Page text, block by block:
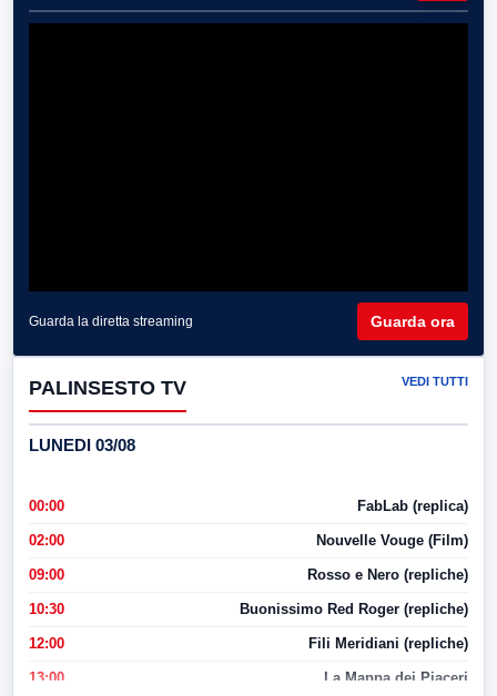
Guarda la diretta streaming Guarda ora
PALINSESTO TV VEDI TUTTI
LUNEDI 03/08
00:00 FabLab (replica)
02:00 Nouvelle Vouge (Film)
09:00 Rosso e Nero (repliche)
10:30 Buonissimo Red Roger (repliche)
12:00 Fili Meridiani (repliche)
13:00 La Mappa dei Piaceri